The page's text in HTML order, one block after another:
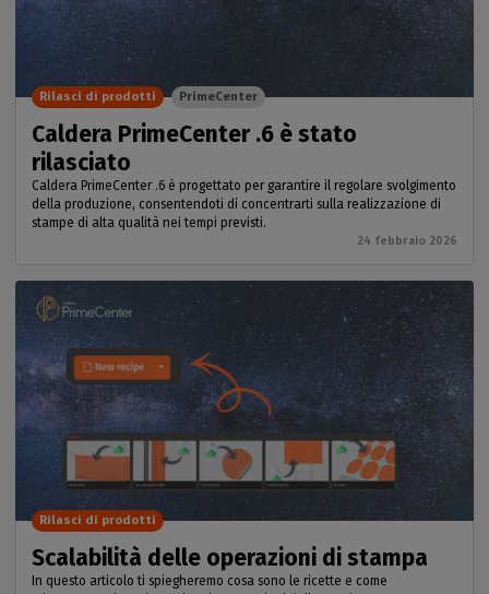
Caldera PrimeCenter .6 è stato
rilasciato
Caldera PrimeCenter .6 è progettato per garantire il regolare svolgimento
della produzione, consentendoti di concentrarti sulla realizzazione di
stampe di alta qualità nei tempi previsti.
24 febbraio 2026
Rilasci di prodotti PrimeCenter
Scalabilità delle operazioni di stampa
In questo articolo ti spiegheremo cosa sono le ricette e come
Rilasci di prodotti